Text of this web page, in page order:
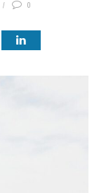
0